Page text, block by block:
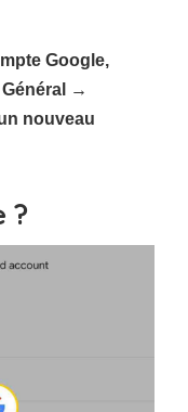
Google,
→
nouveau
?